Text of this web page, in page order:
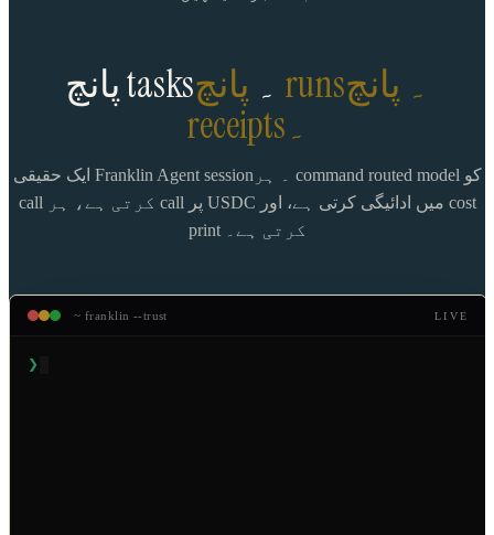
پانچ tasks۔ پانچ runs۔ پانچ
receipts۔
ایک حقیقی Franklin Agent session۔ ہر command routed model کو
call کرتی ہے، ہر call پر USDC میں ادائیگی کرتی ہے، اور cost
print کرتی ہے۔
~ franklin --trust LIVE
❯